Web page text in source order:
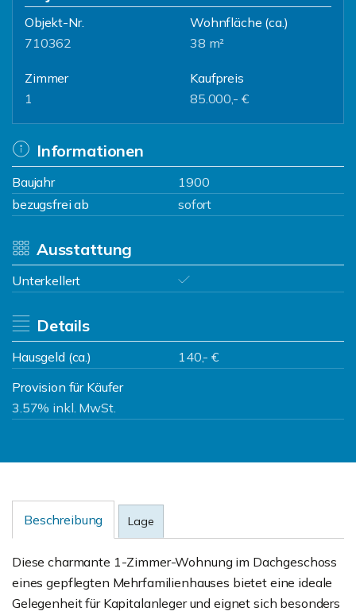
Objekt-Nr.
710362
Wohnfläche (ca.)
38 m²
Zimmer
1
Kaufpreis
85.000,- €
Informationen
Baujahr
1900
bezugsfrei ab
sofort
Ausstattung
Unterkellert
Details
Hausgeld (ca.)
140,- €
Provision für Käufer
3.57% inkl. MwSt.
Beschreibung Lage
Diese charmante 1-Zimmer-Wohnung im Dachgeschoss
eines gepflegten Mehrfamilienhauses bietet eine ideale
Gelegenheit für Kapitalanleger und eignet sich besonders